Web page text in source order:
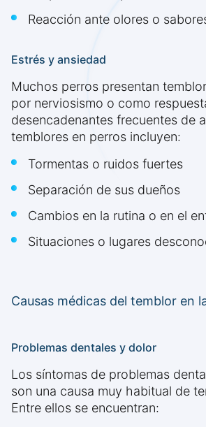
Reacción ante olores o
Estrés y ansiedad
Muchos perros presentan
por nerviosismo o como
desencadenantes frecuentes de
temblores en perros incluyen:
Tormentas o ruidos fuertes
Separación de sus dueños
Cambios en la rutina o en el
Situaciones o lugares
Causas médicas del temblor en
Problemas dentales y dolor
Los síntomas de problemas
son una causa muy habitual de
Entre ellos se encuentran: